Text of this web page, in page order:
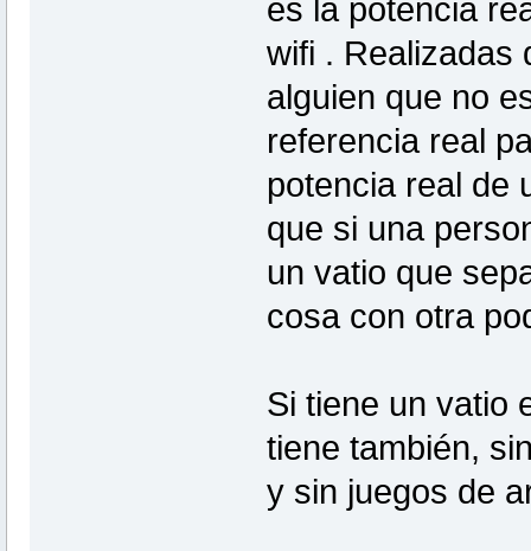
es la potencia
wifi . Realizadas
alguien que no
referencia real
potencia real de
que si una
un vatio que
cosa con otra
Si tiene un vatio
tiene también,
y sin juegos de